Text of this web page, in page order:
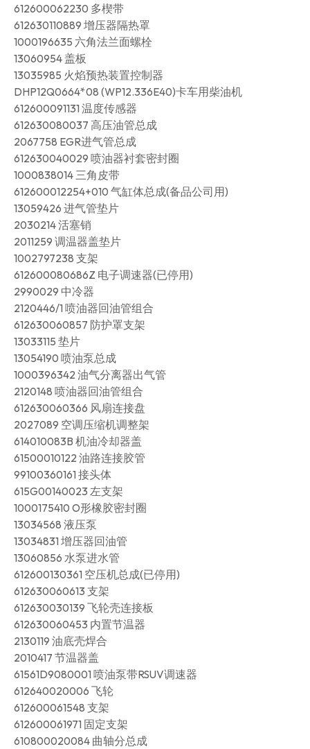
612600062230 多楔带
612630110889 增压器隔热罩
1000196635 六角法兰面螺栓
13060954 盖板
13035985 火焰预热装置控制器
DHP12Q0664*08 (WP12.336E40)卡车用柴油机
612600091131 温度传感器
612630080037 高压油管总成
2067758 EGR进气管总成
612630040029 喷油器衬套密封圈
1000838014 三角皮带
612600012254+010 气缸体总成(备品公司用)
13059426 进气管垫片
2030214 活塞销
2011259 调温器盖垫片
1002797238 支架
612600080686Z 电子调速器(已停用)
2990029 中冷器
2120446/1 喷油器回油管组合
612630060857 防护罩支架
13033115 垫片
13054190 喷油泵总成
1000396342 油气分离器出气管
2120148 喷油器回油管组合
612630060366 风扇连接盘
2027089 空调压缩机调整架
614010083B 机油冷却器盖
61500010122 油路连接胶管
99100360161 接头体
615G00140023 左支架
1000175410 O形橡胶密封圈
13034568 液压泵
13034831 增压器回油管
13060856 水泵进水管
612600130361 空压机总成(已停用)
612630060613 支架
612630030139 飞轮壳连接板
612630060453 内置节温器
2130119 油底壳焊合
2010417 节温器盖
61561D9080001 喷油泵带RSUV调速器
612640020006 飞轮
612600061548 支架
612600061971 固定支架
610800020084 曲轴分总成